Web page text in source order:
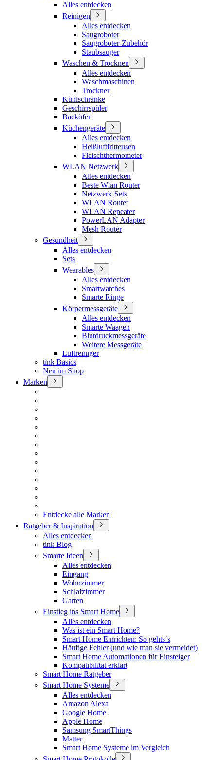
Alles entdecken
Reinigen
Alles entdecken
Saugroboter
Saugroboter-Zubehör
Staubsauger
Waschen & Trocknen
Alles entdecken
Waschmaschinen
Trockner
Kühlschränke
Geschirrspüler
Backöfen
Küchengeräte
Alles entdecken
Heißluftfritteusen
Fleischthermometer
WLAN Netzwerk
Alles entdecken
Beste Wlan Router
Netzwerk-Sets
WLAN Router
WLAN Repeater
PowerLAN Adapter
Mesh Router
Gesundheit
Alles entdecken
Sets
Wearables
Alles entdecken
Smartwatches
Smarte Ringe
Körpermessgeräte
Alles entdecken
Smarte Waagen
Blutdruckmessgeräte
Weitere Messgeräte
Luftreiniger
tink Basics
Neu im Shop
Marken
Entdecke alle Marken
Ratgeber & Inspiration
Alles entdecken
tink Blog
Smarte Ideen
Alles entdecken
Eingang
Wohnzimmer
Schlafzimmer
Garten
Einstieg ins Smart Home
Alles entdecken
Was ist ein Smart Home?
Smart Home Einrichten: So gehts`s
Häufige Fehler (und wie man sie vermeidet)
Smart Home Automationen für Einsteiger
Kompatibilität erklärt
Smart Home Ratgeber
Smart Home Systeme
Alles entdecken
Amazon Alexa
Google Home
Apple Home
Samsung SmartThings
Matter
Smart Home Systeme im Vergleich